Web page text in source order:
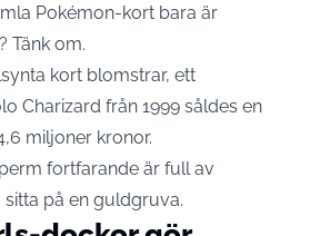
Pokémon-kort bara är
Tänk om.
kort blomstrar, ett
Charizard från 1999 såldes en
miljoner kronor.
fortfarande är full av
på en guldgruva.